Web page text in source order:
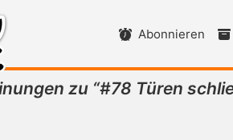
Abonnieren
zu “#78 Türen